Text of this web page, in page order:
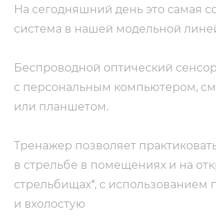
На сегодняшний день это самая
система в нашей модельной
Беспроводной оптический
с персональным компьютером,
или планшетом.
Тренажер позволяет
в стрельбе в помещениях и на
стрельбищах*, с использованием
и вхолостую